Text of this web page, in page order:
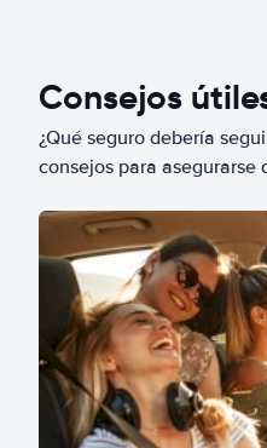
Consejos
¿Qué seguro debería
consejos para